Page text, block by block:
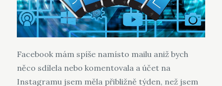
Facebook mám spíše namísto mailu aniž bych
něco sdílela nebo komentovala a účet na
Instagramu jsem měla přibližně týden, než jsem